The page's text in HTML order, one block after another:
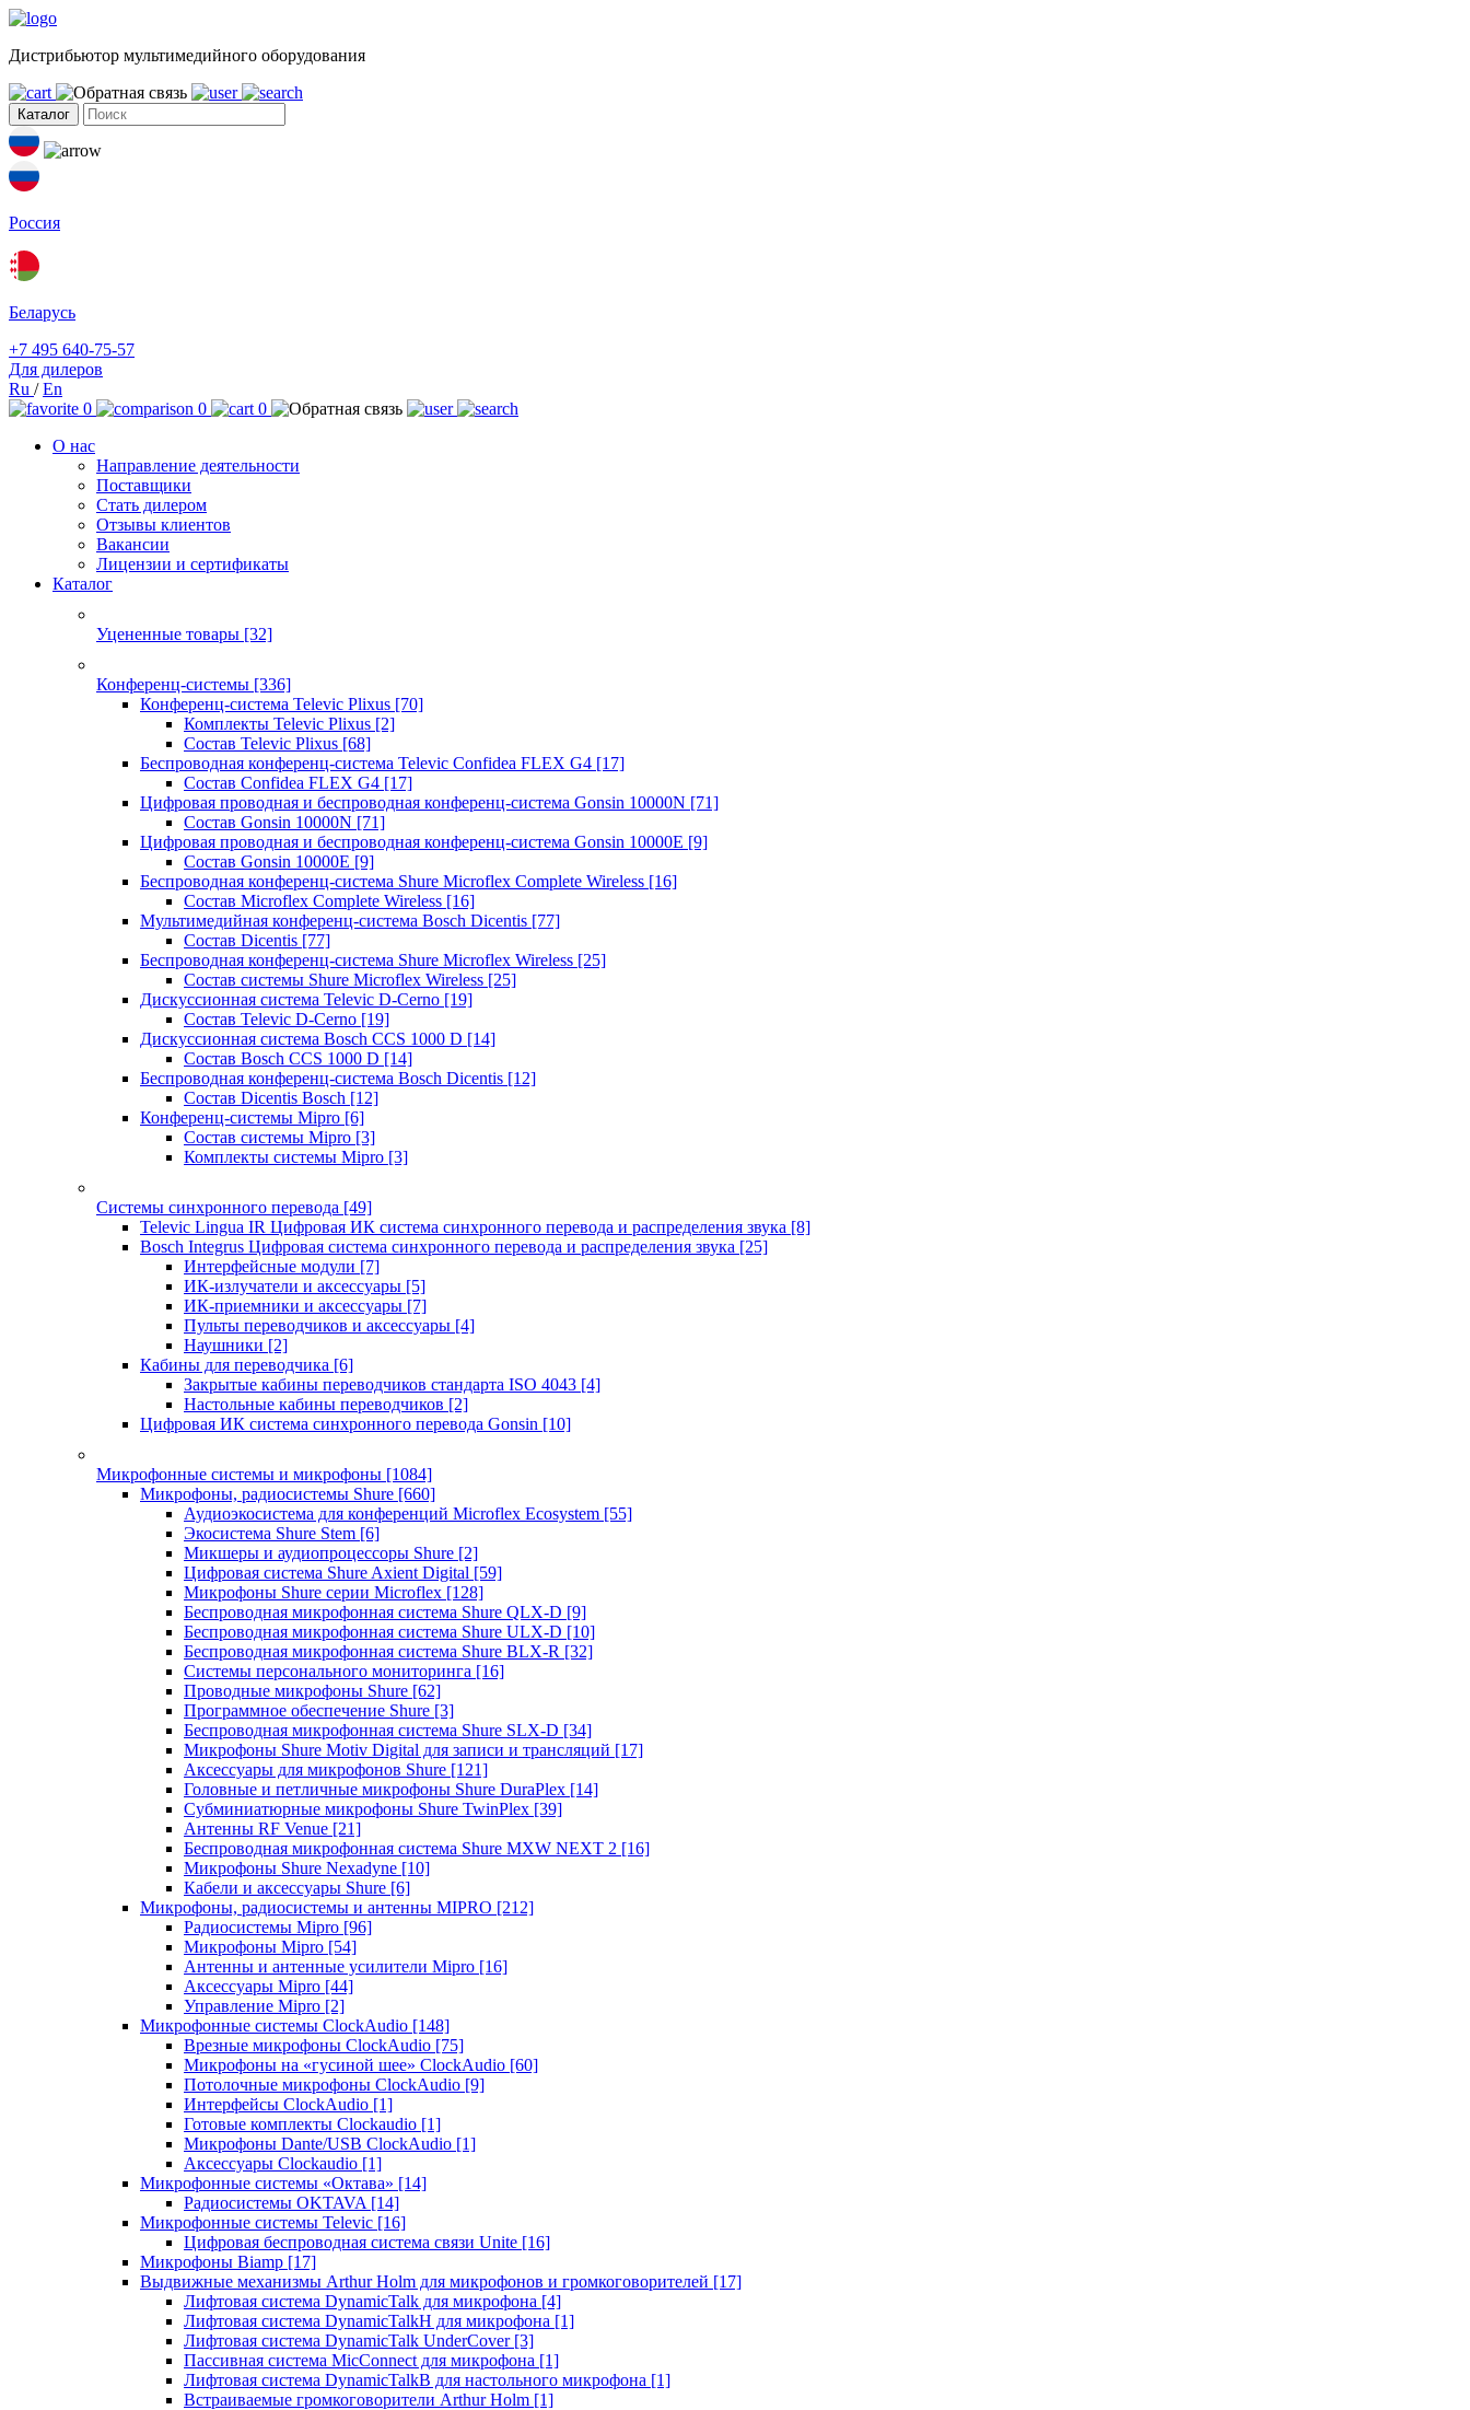
Дистрибьютор мультимедийного оборудования
Каталог
Россия
Беларусь
+7 495 640-75-57
Для дилеров
Ru /En
0
0
0
О нас
Направление деятельности
Поставщики
Стать дилером
Отзывы клиентов
Вакансии
Лицензии и сертификаты
Каталог
Уцененные товары [32]
Конференц-системы [336]
Конференц-система Televic Plixus [70]
Комплекты Televic Plixus [2]
Состав Televic Plixus [68]
Беспроводная конференц-система Televic Confidea FLEX G4 [17]
Состав Confidea FLEX G4 [17]
Цифровая проводная и беспроводная конференц-система Gonsin 10000N [71]
Состав Gonsin 10000N [71]
Цифровая проводная и беспроводная конференц-система Gonsin 10000E [9]
Состав Gonsin 10000E [9]
Беспроводная конференц-система Shure Microflex Complete Wireless [16]
Состав Microflex Complete Wireless [16]
Мультимедийная конференц-система Bosch Dicentis [77]
Состав Dicentis [77]
Беспроводная конференц-система Shure Microflex Wireless [25]
Состав системы Shure Microflex Wireless [25]
Дискуссионная система Televic D-Cerno [19]
Состав Televic D-Cerno [19]
Дискуссионная система Bosch CCS 1000 D [14]
Состав Bosch CCS 1000 D [14]
Беспроводная конференц-система Bosch Dicentis [12]
Состав Dicentis Bosch [12]
Конференц-системы Mipro [6]
Состав системы Mipro [3]
Комплекты системы Mipro [3]
Системы синхронного перевода [49]
Televic Lingua IR Цифровая ИК система синхронного перевода и распределения звука [8]
Bosch Integrus Цифровая система синхронного перевода и распределения звука [25]
Интерфейсные модули [7]
ИК-излучатели и аксессуары [5]
ИК-приемники и аксессуары [7]
Пульты переводчиков и аксессуары [4]
Наушники [2]
Кабины для переводчика [6]
Закрытые кабины переводчиков стандарта ISO 4043 [4]
Настольные кабины переводчиков [2]
Цифровая ИК система синхронного перевода Gonsin [10]
Микрофонные системы и микрофоны [1084]
Микрофоны, радиосистемы Shure [660]
Аудиоэкосистема для конференций Microflex Ecosystem [55]
Экосистема Shure Stem [6]
Микшеры и аудиопроцессоры Shure [2]
Цифровая система Shure Axient Digital [59]
Микрофоны Shure серии Microflex [128]
Беспроводная микрофонная система Shure QLX-D [9]
Беспроводная микрофонная система Shure ULX-D [10]
Беспроводная микрофонная система Shure BLX-R [32]
Системы персонального мониторинга [16]
Проводные микрофоны Shure [62]
Программное обеспечение Shure [3]
Беспроводная микрофонная система Shure SLX-D [34]
Микрофоны Shure Motiv Digital для записи и трансляций [17]
Аксессуары для микрофонов Shure [121]
Головные и петличные микрофоны Shure DuraPlex [14]
Субминиатюрные микрофоны Shure TwinPlex [39]
Антенны RF Venue [21]
Беспроводная микрофонная система Shure MXW NEXT 2 [16]
Микрофоны Shure Nexadyne [10]
Кабели и аксессуары Shure [6]
Микрофоны, радиосистемы и антенны MIPRO [212]
Радиосистемы Mipro [96]
Микрофоны Mipro [54]
Антенны и антенные усилители Mipro [16]
Аксессуары Mipro [44]
Управление Mipro [2]
Микрофонные системы ClockAudio [148]
Врезные микрофоны ClockAudio [75]
Микрофоны на «гусиной шее» ClockAudio [60]
Потолочные микрофоны ClockAudio [9]
Интерфейсы ClockAudio [1]
Готовые комплекты Clockaudio [1]
Микрофоны Dante/USB ClockAudio [1]
Аксессуары Clockaudio [1]
Микрофонные системы «Октава» [14]
Радиосистемы OKTAVA [14]
Микрофонные системы Televic [16]
Цифровая беспроводная система связи Unite [16]
Микрофоны Biamp [17]
Выдвижные механизмы Arthur Holm для микрофонов и громкоговорителей [17]
Лифтовая система DynamicTalk для микрофона [4]
Лифтовая система DynamicTalkH для микрофона [1]
Лифтовая система DynamicTalk UnderCover [3]
Пассивная система MicConnect для микрофона [1]
Лифтовая система DynamicTalkB для настольного микрофона [1]
Встраиваемые громкоговорители Arthur Holm [1]